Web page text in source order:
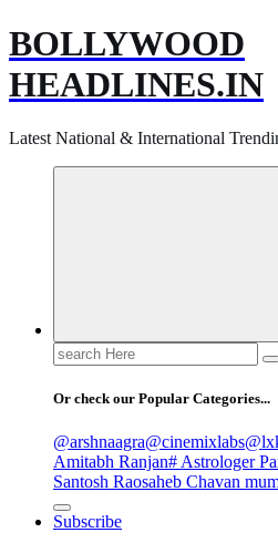
BOLLYWOOD
HEADLINES.IN
Latest National & International
Search
for:
Or check our Popular Categories...
@arshnaagra@cinemixlabs
Amitabh Ranjan# Astrologer
Santosh Raosaheb Chavan
Subscribe